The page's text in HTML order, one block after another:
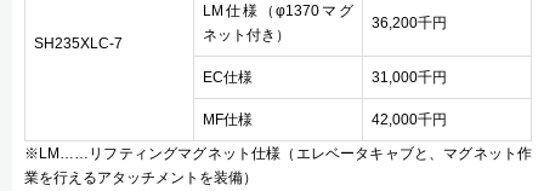
SH235XLC-7
LM仕様（φ1370マグ
ネット付き）
36,200千円
EC仕様 31,000千円
MF仕様
42,000千円
※LM……リフティングマグネット仕様（エレベータキャブと、マグネット作
業を行えるアタッチメントを装備）